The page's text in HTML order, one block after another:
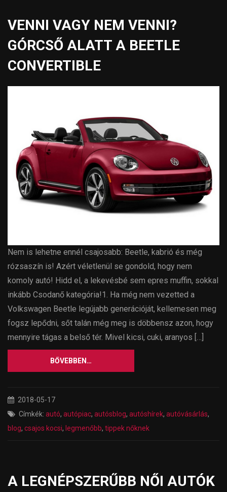
VENNI VAGY NEM VENNI?
GÓRCSŐ ALATT A BEETLE
CONVERTIBLE
Nem is lehetne ennél csajosabb: Beetle, kabrió és még
rózsaszín is! Azért véletlenül se gondold, hogy nem
komoly autó! Hidd el, a lekevésbé sem epres muffin, sokkal
inkább Csodanő kategória!1. Ha még nem vezetted a
Volkswagen Beetle legújabb generációját, kellemesen meg
fogsz lepődni, sőt talán még meg is döbbensz azon, hogy
mennyire tágas a belső tér. Mivel kicsi, cuki, aranyos […]
BŐVEBBEN…
2018-05-17
Címkék: autó, autópiac, autósblog, autóshírek, autóvásárlás,
blog, csajos kocsi, legmenőbb, tippek nőknek
A LEGNÉPSZERŰBB NŐI AUTÓK